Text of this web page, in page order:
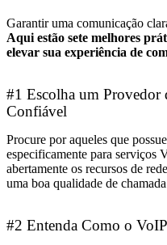
Garantir uma comunicação
Aqui estão sete melhores
elevar sua experiência de
#1 Escolha um Provedor
Confiável
Procure por aqueles que
especificamente para serviços
abertamente os recursos de
uma boa qualidade de
#2 Entenda Como o